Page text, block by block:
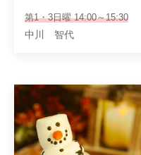
第1・3日曜 14:00～15:30
中川 智代